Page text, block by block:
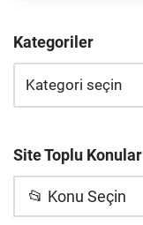
Kategoriler
Site Toplu Konular
📂 Konu Seçin